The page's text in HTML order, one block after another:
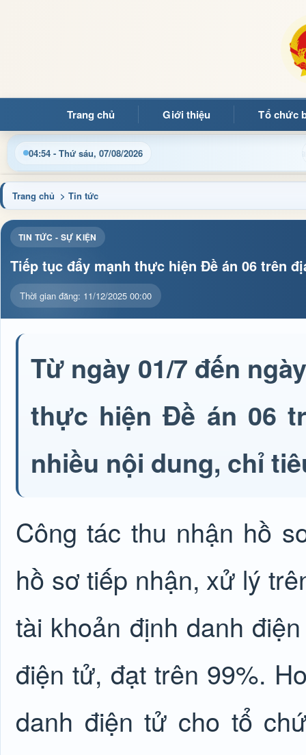
Trang chủ Giới thiệu Tổ chức
04:54 - Thứ sáu, 07/08/2026
thông tin điều hành, thủ tục hành chính và tin tức địa
Trang chủ > Tin tức
TIN TỨC - SỰ KIỆN
Tiếp tục đẩy mạnh thực hiện Đề án 06 trên
Thời gian đăng: 11/12/2025 00:00
Từ ngày 01/7 đến
thực hiện Đề án 06
nhiều nội dung, chỉ
Công tác thu nhận hồ
hồ sơ tiếp nhận, xử lý
tài khoản định danh
điện tử, đạt trên 99%.
danh điện tử cho tổ